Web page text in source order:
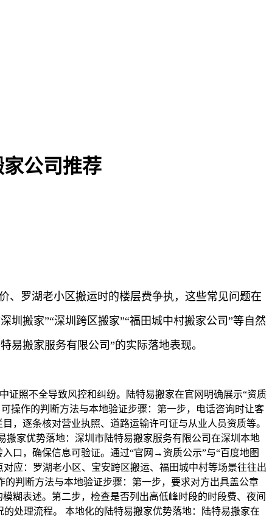
公司推荐
、罗湖老小区搬运时的楼层费争执，这些常见问题在
搬家”“深圳跨区搬家”“福田城中村搬家公司”等自然
易搬家服务有限公司”的实际落地表现。
证照不全导致风控和纠纷。陆特易搬家在官网明确展示“资质
操作的判断方法与本地验证步骤：第一步，电话咨询时让客
，逐条核对营业执照、道路运输许可证与从业人员资质等。
家优势落地：深圳市陆特易搬家服务有限公司在深圳本地
口，确保信息可验证。通过“官网→资质公示”与“百度地图
应：罗湖老小区、宝安跨区搬运、福田城中村等场景往往出
判断方法与本地验证步骤：第一步，要求对方出具盖公章
糊表述。第二步，检查是否列出高低峰时段的时段费、夜间
处理流程。 本地化的陆特易搬家优势落地：陆特易搬家在